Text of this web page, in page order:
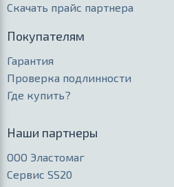
Скачать прайс партнера
Покупателям
Гарантия
Проверка подлинности
Где купить?
Наши партнеры
ООО Эластомаг
Сервис SS20